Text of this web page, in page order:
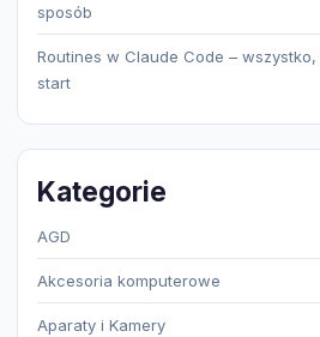
sposób
Routines w Claude Code –
start
Kategorie
AGD
Akcesoria komputerowe
Aparaty i Kamery